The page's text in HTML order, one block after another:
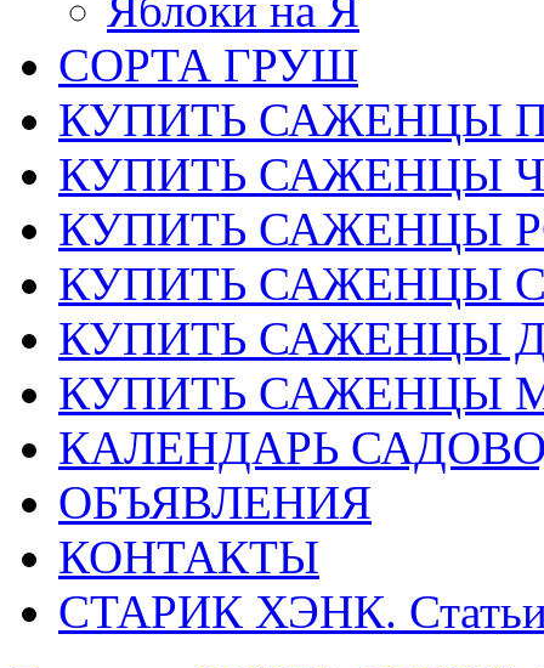
СОРТА ГРУШ
КУПИТЬ САЖЕНЦЫ
КУПИТЬ САЖЕНЦЫ
КУПИТЬ САЖЕНЦЫ
КУПИТЬ САЖЕНЦЫ
КУПИТЬ САЖЕНЦЫ
КУПИТЬ САЖЕНЦЫ
КАЛЕНДАРЬ
ОБЪЯВЛЕНИЯ
КОНТАКТЫ
СТАРИК ХЭНК.